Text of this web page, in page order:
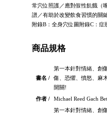
常穴位照護／應對假性飢餓（
譜／有助於改變飲食習慣的關
附錄B：全身穴位圖附錄C：症
商品規格
書名 /
第一本針對情緒、創
傷、恐懼、憤怒、麻
開關!
作者 /
Michael Reed Gach
第一本針對情緒、創